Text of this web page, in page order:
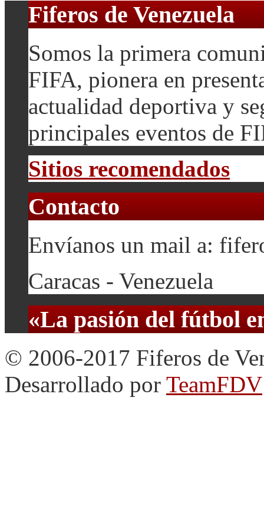
Fiferos de Venezuela
Somos la primera
FIFA, pionera en
actualidad deportiva y
principales eventos de
Sitios recomendados
Contacto
Envíanos un mail a:
Caracas - Venezuela
«La pasión del fútbol
© 2006-2017 Fiferos de
Desarrollado por TeamFDV